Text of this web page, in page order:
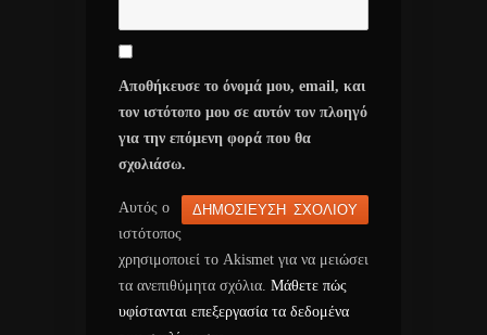
Αποθήκευσε το όνομά μου, email, και
τον ιστότοπο μου σε αυτόν τον πλοηγό
για την επόμενη φορά που θα
σχολιάσω.
Αυτός ο
ιστότοπος
χρησιμοποιεί το Akismet για να μειώσει
τα ανεπιθύμητα σχόλια. Μάθετε πώς
υφίστανται επεξεργασία τα δεδομένα